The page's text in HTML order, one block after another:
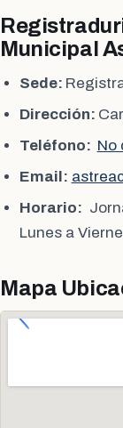
Municipal
Sede:
Dirección:
Teléfono: No
Email:
Horario:
Lunes a
Mapa